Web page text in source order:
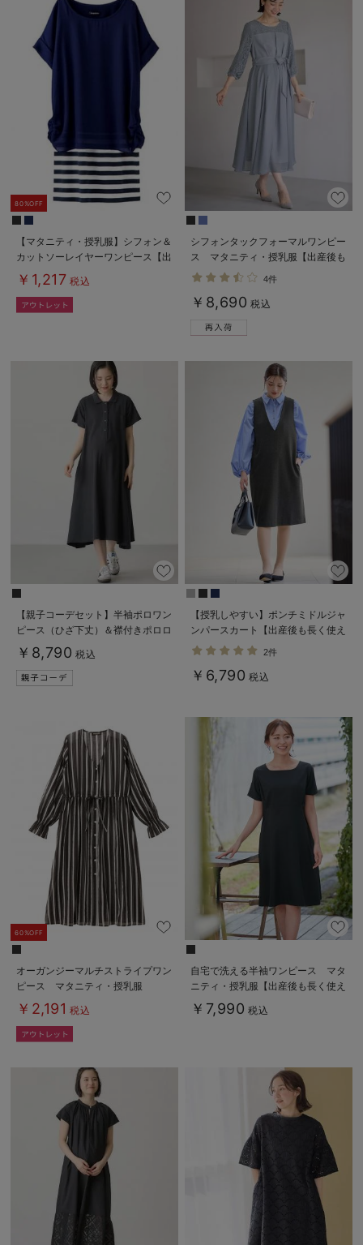
80%OFF
【マタニティ・授乳服】シフォン＆
カットソーレイヤーワンピース【出
産後も長く使える】
￥1,217 税込
シフォンタックフォーマルワンピー
ス マタニティ・授乳服【出産後も
長く使える】
4件
￥8,690 税込
【親子コーデセット】半袖ポロワン
ピース（ひざ下丈）＆襟付きポロロ
ンパース 出産準備 ギフト マタ
ニティ・授乳服
￥8,790 税込
【授乳しやすい】ポンチミドルジャ
ンパースカート【出産後も長く使え
る】
2件
￥6,790 税込
60%OFF
オーガンジーマルチストライプワン
ピース マタニティ・授乳服
￥2,191 税込
自宅で洗える半袖ワンピース マタ
ニティ・授乳服【出産後も長く使え
る】
￥7,990 税込